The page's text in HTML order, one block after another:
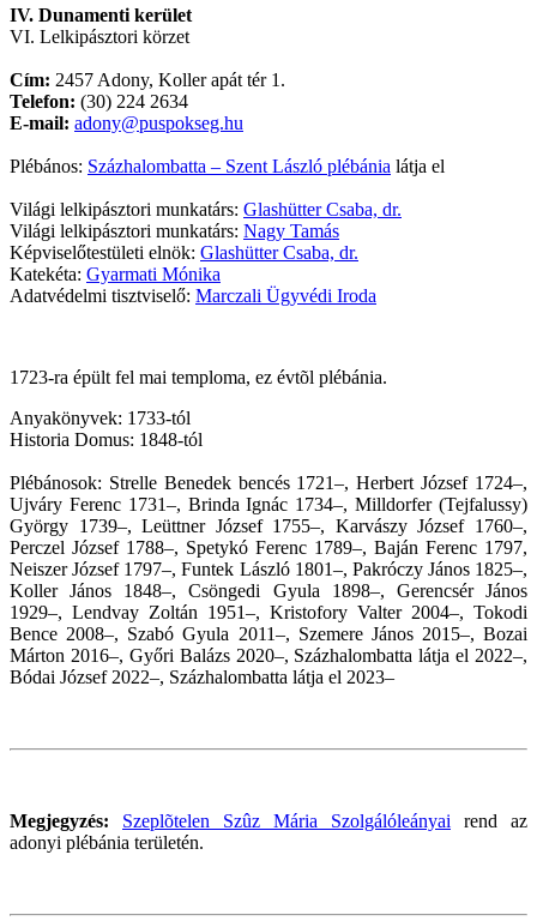
IV. Dunamenti kerület
VI. Lelkipásztori körzet
Cím: 2457 Adony, Koller apát tér 1.
Telefon: (30) 224 2634
E-mail: adony@puspokseg.hu
Plébános: Százhalombatta – Szent László plébánia látja el
Világi lelkipásztori munkatárs: Glashütter Csaba, dr.
Világi lelkipásztori munkatárs: Nagy Tamás
Képviselőtestületi elnök: Glashütter Csaba, dr.
Katekéta: Gyarmati Mónika
Adatvédelmi tisztviselő: Marczali Ügyvédi Iroda
1723-ra épült fel mai temploma, ez évtõl plébánia.
Anyakönyvek: 1733-tól
Historia Domus: 1848-tól
Plébánosok: Strelle Benedek bencés 1721–, Herbert József 1724–,
Ujváry Ferenc 1731–, Brinda Ignác 1734–, Milldorfer (Tejfalussy)
György 1739–, Leüttner József 1755–, Karvászy József 1760–,
Perczel József 1788–, Spetykó Ferenc 1789–, Baján Ferenc 1797,
Neiszer József 1797–, Funtek László 1801–, Pakróczy János 1825–,
Koller János 1848–, Csöngedi Gyula 1898–, Gerencsér János
1929–, Lendvay Zoltán 1951–, Kristofory Valter 2004–, Tokodi
Bence 2008–, Szabó Gyula 2011–, Szemere János 2015–, Bozai
Márton 2016–, Győri Balázs 2020–, Százhalombatta látja el 2022–,
Bódai József 2022–, Százhalombatta látja el 2023–
Megjegyzés: Szeplõtelen Szûz Mária Szolgálóleányai rend az
adonyi plébánia területén.